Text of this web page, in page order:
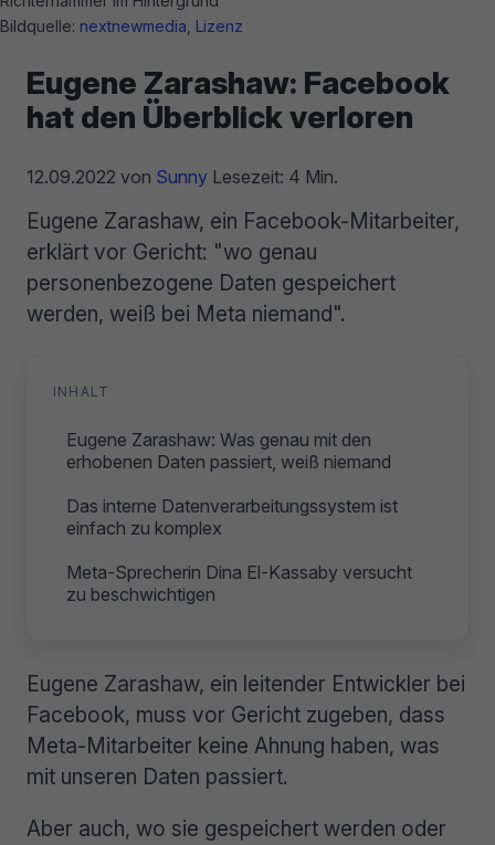
Bildquelle: nextnewmedia Lizenz
Eugene Zarashaw: Facebook
hat den Überblick verloren
12.09.2022 von Sunny Lesezeit: 4 Min.
Eugene Zarashaw, ein Facebook-Mitarbeiter,
erklärt vor Gericht: "wo genau
personenbezogene Daten gespeichert
werden, weiß bei Meta niemand".
INHALT
Eugene Zarashaw: Was genau mit den
erhobenen Daten passiert, weiß niemand
Das interne Datenverarbeitungssystem ist
einfach zu komplex
Meta-Sprecherin Dina El-Kassaby versucht
zu beschwichtigen
Eugene Zarashaw, ein leitender Entwickler bei
Facebook, muss vor Gericht zugeben, dass
Meta-Mitarbeiter keine Ahnung haben, was
mit unseren Daten passiert.
Aber auch, wo sie gespeichert werden oder